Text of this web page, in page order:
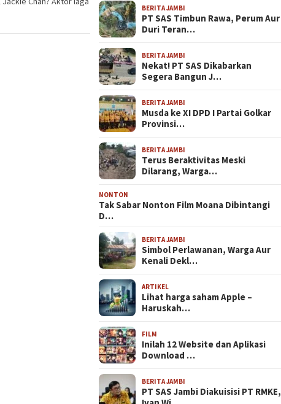
BERITA JAMBI
PT SAS Timbun Rawa, Perum Aur
Duri Teran…
BERITA JAMBI
Nekat! PT SAS Dikabarkan
Segera Bangun J…
BERITA JAMBI
Musda ke XI DPD I Partai Golkar
Provinsi…
BERITA JAMBI
Terus Beraktivitas Meski
Dilarang, Warga…
NONTON
Tak Sabar Nonton Film Moana Dibintangi
D…
BERITA JAMBI
Simbol Perlawanan, Warga Aur
Kenali Dekl…
ARTIKEL
Lihat harga saham Apple –
Haruskah…
FILM
Inilah 12 Website dan Aplikasi
Download …
BERITA JAMBI
PT SAS Jambi Diakuisisi PT RMKE,